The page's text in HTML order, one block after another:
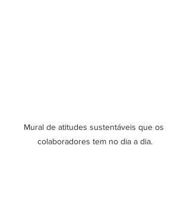
Mural de atitudes sustentáveis que os
colaboradores tem no dia a dia.